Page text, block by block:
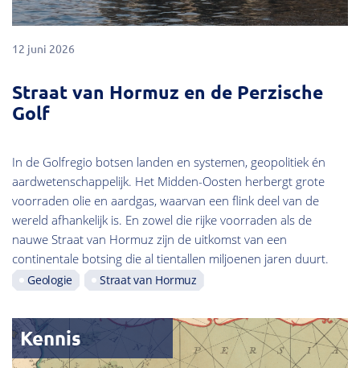
12 juni 2026
Straat van Hormuz en de Perzische
Golf
In de Golfregio botsen landen en systemen, geopolitiek én
aardwetenschappelijk. Het Midden-Oosten herbergt grote
voorraden olie en aardgas, waarvan een flink deel van de
wereld afhankelijk is. En zowel die rijke voorraden als de
nauwe Straat van Hormuz zijn de uitkomst van een
continentale botsing die al tientallen miljoenen jaren duurt.
Geologie Straat van Hormuz
Kennis